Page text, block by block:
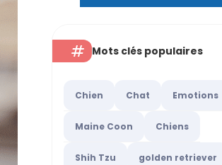
Mots clés populaires
Chien Chat Emotions
Maine Coon Chiens
Shih Tzu golden retriever